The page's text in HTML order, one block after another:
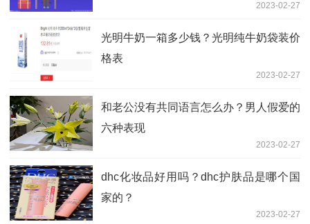
2023-02-27
光明牛奶一箱多少钱？光明纯牛奶袋装价
格表
2023-02-27
和老公没有共同语言怎么办？男人假爱的
六种表现
2023-02-27
dhc化妆品好用吗？dhc护肤品是哪个国
家的？
2023-02-27